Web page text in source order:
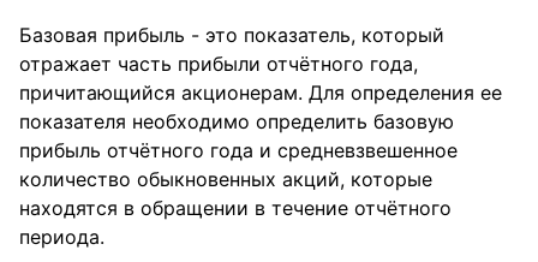
Базовая прибыль - это показатель, который
отражает часть прибыли отчётного года,
причитающийся акционерам. Для определения ее
показателя необходимо определить базовую
прибыль отчётного года и средневзвешенное
количество обыкновенных акций, которые
находятся в обращении в течение отчётного
периода.